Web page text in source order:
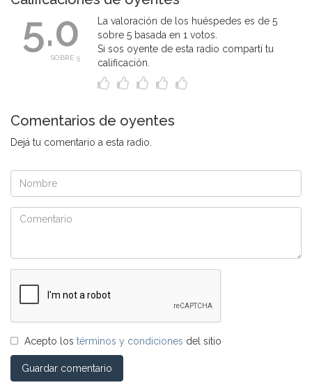
5.0
SOBRE 5
La valoración de los huéspedes es de 5
sobre 5 basada en 1 votos.
Si sos oyente de esta radio compartí tu
calificación.
Comentarios de oyentes
Dejá tu comentario a esta radio.
Acepto los términos y condiciones del sitio
Guardar comentario